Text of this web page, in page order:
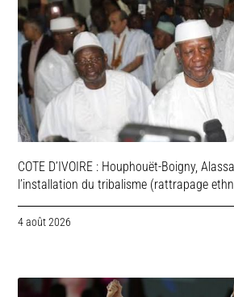
COTE D’IVOIRE : Houphouët-Boigny,
l’installation du tribalisme (rattrapage
4 août 2026